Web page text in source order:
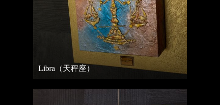
Libra（天秤座）